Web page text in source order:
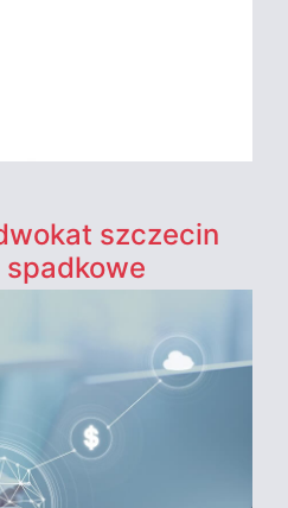
szczecin